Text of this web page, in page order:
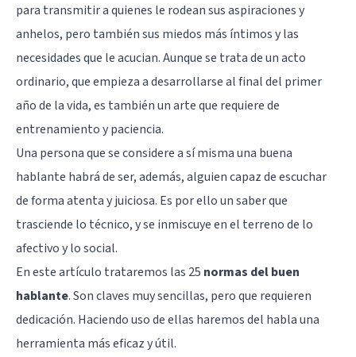
para transmitir a quienes le rodean sus aspiraciones y
anhelos, pero también sus miedos más íntimos y las
necesidades que le acucian. Aunque se trata de un acto
ordinario, que empieza a desarrollarse al final del primer
año de la vida, es también un arte que requiere de
entrenamiento y paciencia.
Una persona que se considere a sí misma una buena
hablante habrá de ser, además, alguien capaz de escuchar
de forma atenta y juiciosa. Es por ello un saber que
trasciende lo técnico, y se inmiscuye en el terreno de lo
afectivo y lo social.
En este artículo trataremos las 25 normas del buen
hablante. Son claves muy sencillas, pero que requieren
dedicación. Haciendo uso de ellas haremos del habla una
herramienta más eficaz y útil.